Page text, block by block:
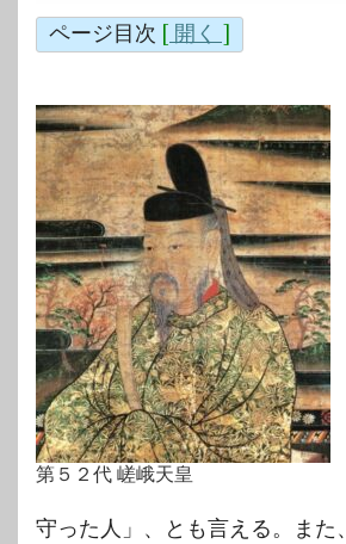
ページ目次 [ 開く ]
第５２代 嵯峨天皇
守った人」、とも言える。また、